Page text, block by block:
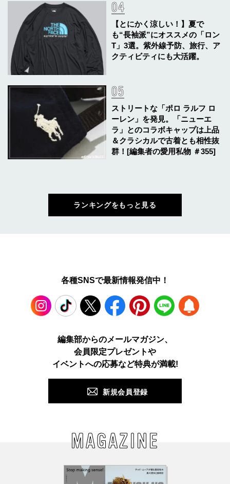
【とにかく涼しい！】夏で
も“長袖派”にオススメの「ロン
T」3選。紫外線予防、旅行、ア
クティビティにも大活躍。
ストリートな「ポロ ラルフ ロ
ーレン」を発見。「ニューエ
ラ」とのコラボキャップは上品
＆クラシカルで古着とも相性抜
群！[編集者の愛用私物 ＃355]
ランキングをもっと見る
各種SNSで最新情報発信中！
TikTok X Facebook Pinterest LINE
編集部からのメールマガジン、
会員限定プレゼントや
イベントへの応募など特典が満載!
新規会員登録
MAGAZINE